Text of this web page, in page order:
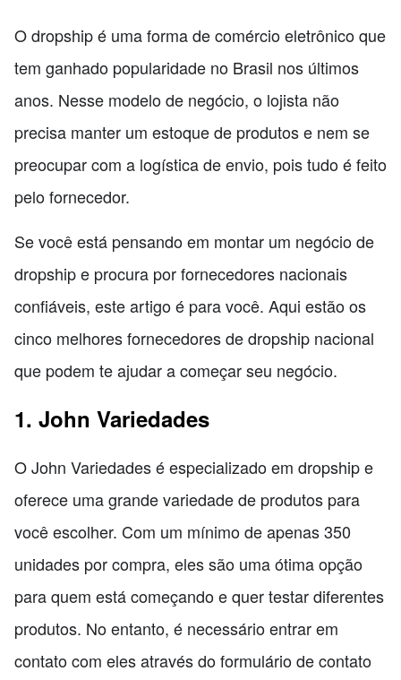
O dropship é uma forma de comércio eletrônico que
tem ganhado popularidade no Brasil nos últimos
anos. Nesse modelo de negócio, o lojista não
precisa manter um estoque de produtos e nem se
preocupar com a logística de envio, pois tudo é feito
pelo fornecedor.
Se você está pensando em montar um negócio de
dropship e procura por fornecedores nacionais
confiáveis, este artigo é para você. Aqui estão os
cinco melhores fornecedores de dropship nacional
que podem te ajudar a começar seu negócio.
1. John Variedades
O John Variedades é especializado em dropship e
oferece uma grande variedade de produtos para
você escolher. Com um mínimo de apenas 350
unidades por compra, eles são uma ótima opção
para quem está começando e quer testar diferentes
produtos. No entanto, é necessário entrar em
contato com eles através do formulário de contato